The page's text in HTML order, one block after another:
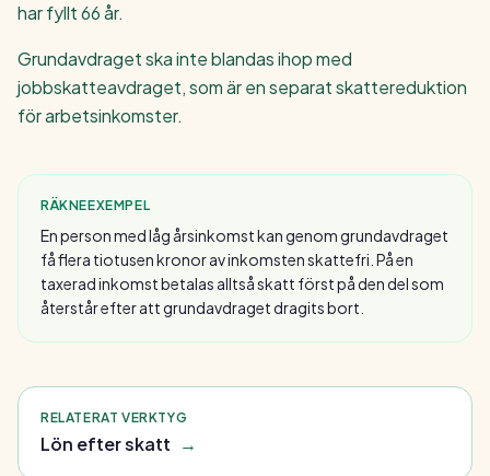
har fyllt 66 år.
Grundavdraget ska inte blandas ihop med
jobbskatteavdraget, som är en separat skattereduktion
för arbetsinkomster.
RÄKNEEXEMPEL
En person med låg årsinkomst kan genom grundavdraget
få flera tiotusen kronor av inkomsten skattefri. På en
taxerad inkomst betalas alltså skatt först på den del som
återstår efter att grundavdraget dragits bort.
RELATERAT VERKTYG
Lön efter skatt →